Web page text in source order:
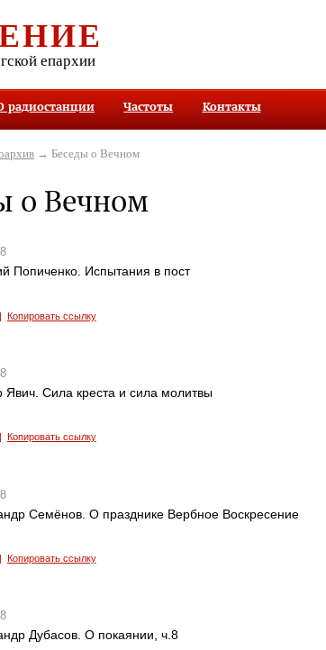
епархии
радиостанции Частоты Контакты
→ Беседы о Вечном
о Вечном
Попиченко. Испытания в пост
Копировать ссылку
Явич. Сила креста и сила молитвы
Копировать ссылку
Семёнов. О празднике Вербное Воскресение
Копировать ссылку
Дубасов. О покаянии, ч.8